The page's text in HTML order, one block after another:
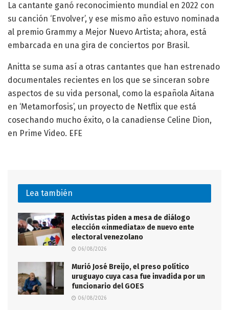
La cantante ganó reconocimiento mundial en 2022 con
su canción ‘Envolver’, y ese mismo año estuvo nominada
al premio Grammy a Mejor Nuevo Artista; ahora, está
embarcada en una gira de conciertos por Brasil.
Anitta se suma así a otras cantantes que han estrenado
documentales recientes en los que se sinceran sobre
aspectos de su vida personal, como la española Aitana
en ‘Metamorfosis’, un proyecto de Netflix que está
cosechando mucho éxito, o la canadiense Celine Dion,
en Prime Video. EFE
Lea también
Activistas piden a mesa de diálogo
elección «inmediata» de nuevo ente
electoral venezolano
06/08/2026
Murió José Breijo, el preso político
uruguayo cuya casa fue invadida por un
funcionario del GOES
06/08/2026